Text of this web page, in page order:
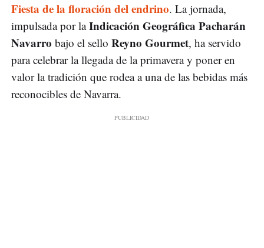
Fiesta de la floración del endrino. La jornada,
impulsada por laIndicación Geográfica Pacharán
Navarro bajo el sello Reyno Gourmet, ha servido
para celebrar la llegada de la primavera y poner en
valor la tradición que rodea a una de las bebidas más
reconocibles de Navarra.